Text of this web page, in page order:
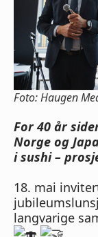
Foto: Haugen
For 40 år
Norge og
i sushi –
18. mai
langvarige